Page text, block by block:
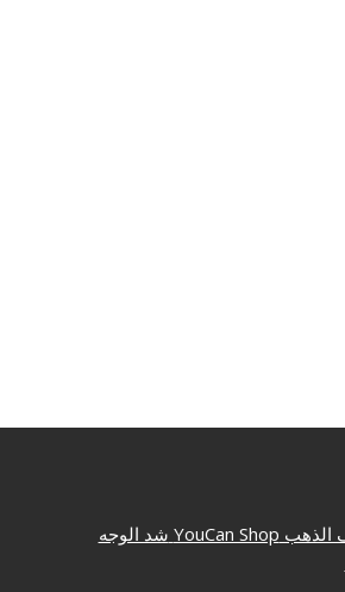
الذهب YouCan Shop شد الوجه